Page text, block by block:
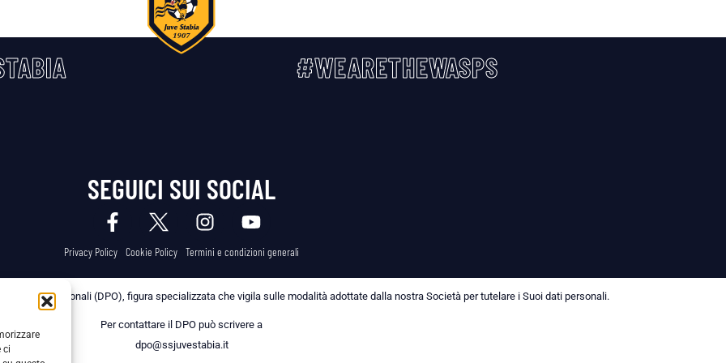
ci
#WEARETHEWASPS
SEGUICI SUI SOCIAL
Privacy Policy Cookie Policy Termini e condizioni generali
dei Dati Personali (DPO), figura specializzata che vigila sulle modalità adottate dalla nostra Società per tutelare i Suoi dati personali.
Per contattare il DPO può scrivere a
dpo@ssjuvestabia.it